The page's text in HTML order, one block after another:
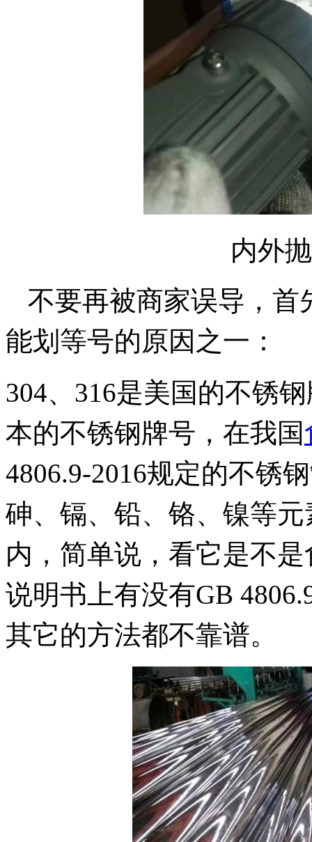
内外
不要再被商家误导， 首
能划等号的原因之一：
304、316是美国的不锈
本的不锈钢牌号，在我国
4806.9-2016规定的不锈
砷、镉、铅、铬、镍等
内，简单说，看它是不
说明书上有没有GB
其它的方法都不靠谱。